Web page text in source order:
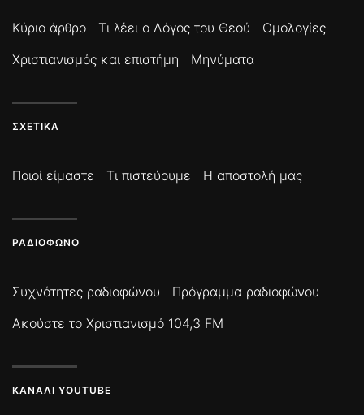
Κύριο άρθρο Τι λέει ο Λόγος του Θεού
Ομολογίες
Χριστιανισμός και επιστήμη
Μηνύματα
ΣΧΕΤΙΚΆ
Ποιοί είμαστε Τι πιστεύουμε Η αποστολή μας
ΡΑΔΙΌΦΩΝΟ
Συχνότητες ραδιοφώνου
Πρόγραμμα ραδιοφώνου
Ακούστε το Χριστιανισμό 104,3 FM
ΚΑΝΆΛΙ YOUTUBE